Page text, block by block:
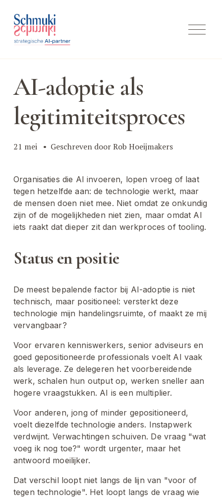
M
e
AI-adoptie als
legitimiteitsproces
21 mei Geschreven doorRob Hoeijmakers
Organisaties die AI invoeren, lopen vroeg of laat
tegen hetzelfde aan: de technologie werkt, maar
de mensen doen niet mee. Niet omdat ze onkundig
zijn of de mogelijkheden niet zien, maar omdat AI
iets raakt dat dieper zit dan werkproces of tooling.
Status en positie
De meest bepalende factor bij AI-adoptie is niet
technisch, maar positioneel: versterkt deze
technologie mijn handelingsruimte, of maakt ze mij
vervangbaar?
Voor ervaren kenniswerkers, senior adviseurs en
goed gepositioneerde professionals voelt AI vaak
als leverage. Ze delegeren het voorbereidende
werk, schalen hun output op, werken sneller aan
hogere vraagstukken. AI is een multiplier.
Voor anderen, jong of minder gepositioneerd,
voelt diezelfde technologie anders. Instapwerk
verdwijnt. Verwachtingen schuiven. De vraag "wat
voeg ik nog toe?" wordt urgenter, maar het
antwoord moeilijker.
Dat verschil loopt niet langs de lijn van "voor of
tegen technologie". Het loopt langs de vraag wie